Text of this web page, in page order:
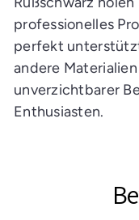
professionelles
perfekt
andere
unverzichtbarer
Enthusiasten.